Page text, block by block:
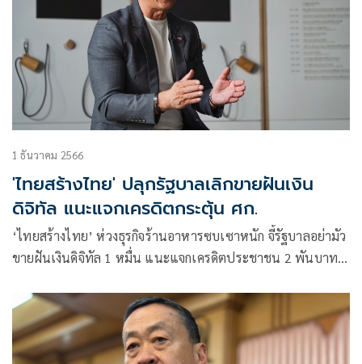
1 ธันวาคม 2566
'ไทยสร้างไทย' ปลุกรัฐบาลเลิกขายฝันเงิน
ดิจิทัล แนะแจกเครดิตกระตุ้น ศก.
‘ไทยสร้างไทย’ ห่วงธุรกิจร้านอาหารซบเซาหนัก จี้รัฐบาลอย่ามัว
ขายฝันเงินดิจิทัล 1 หมื่น แนะแจกเครดิตประชาชน 2 พันบาท